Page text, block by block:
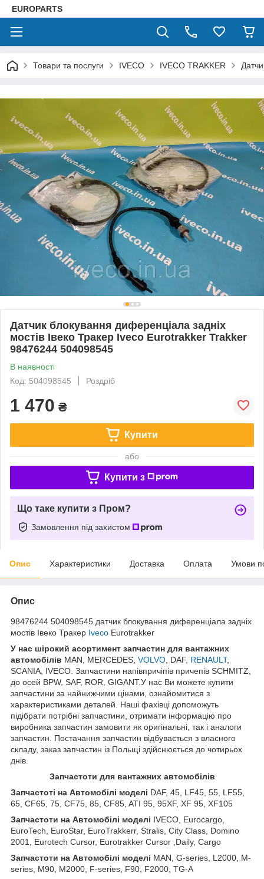
EUROPARTS
Товари та послуги IVECO IVECO TRAKKER
Датчик блокування диференціала задніх
мостів Івеко Тракер Iveco Eurotrakker Trakker
98476244 504098545
В наявності
Код: 504098545
Роздріб
1 470 ₴
Купити
або
Купити з
Що таке купити з Пром?
Замовлення під захистом
Опис Характеристики Доставка Оплата Умови
Опис
98476244 504098545 датчик блокування диференціала задніх
мостів Івеко Тракер Iveco Eurotrakker
У нас шірокий асортимент запчастин для вантажних
автомобілів MAN, MERCEDES, VOLVO , DAF, RENAULT,
SCANIA, IVECO. Запчастини напівпричіпів причепів SCHMITZ,
до осей BPW, SAF, ROR, GIGANT.У нас Ви можете купити
запчастини за найнижчими цінами, ознайомитися з
характеристиками деталей. Наші фахівці допоможуть
підібрати потрібні запчастини, отримати інформацію про
виробника запчастин замовити як оригінальні, так і аналоги
запчастин. Постачання запчастин відбувається з власного
складу, заказ запчастин із Польщі здійснюється до чотирьох
днів.
Запчастоти для вантажних автомобілів
Запчастоті на Автомобілі моделі DAF, 45, LF45, 55, LF55,
65, CF65, 75, CF75, 85, CF85, ATI 95, 95XF, XF 95, XF105
Запчастоти на Автомобілі моделі IVECO, Eurocargo,
EuroTech, EuroStar, EuroTrakkerr, Stralis, City Class, Domino
2001, Eurotech Cursor, Eurotrakker Cursor ,Daily, Cargo
Запчастоти на Автомобілі моделі MAN, G-series, L2000, M-
series, M90, M2000, F-series, F90, F2000, TG-A